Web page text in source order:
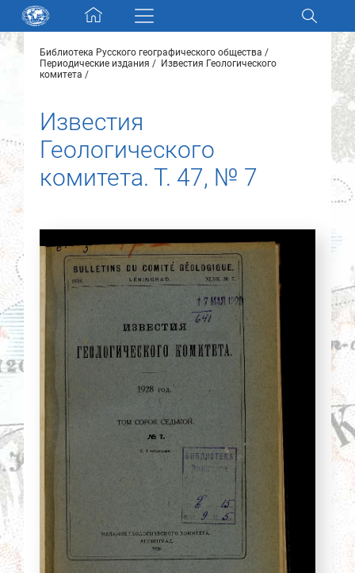
Skip navigation
Разделы и коллекции
Новости
О нас
Контакты
Партнеры
Библиотека Русского географического общества
Периодические издания
Известия Геологического
комитета
Известия
Геологического
комитета. Т. 47, № 7